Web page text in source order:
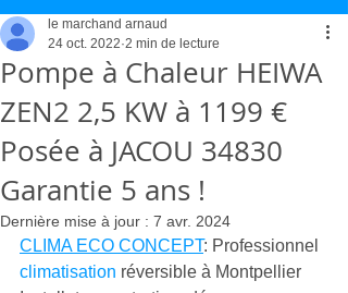
Pompe à Chaleur HEIWA
ZEN2 2,5 KW à 1199 €
Posée à JACOU 34830
Garantie 5 ans !
le marchand arnaud
24 oct. 2022 2 min de lecture
Dernière mise à jour : 7 avr. 2024
CLIMA ECO CONCEPT: Professionnel
climatisation réversible à Montpellier